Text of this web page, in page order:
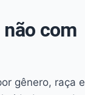
com
gênero, raça e